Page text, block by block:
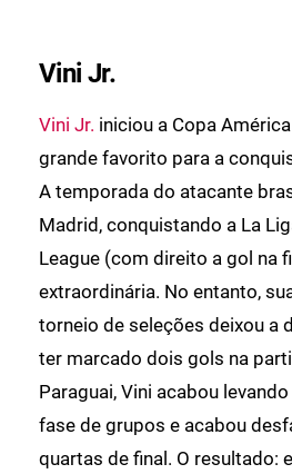
Vini Jr.
Vini Jr. iniciou a Copa
grande favorito para a
A temporada do atacante
Madrid, conquistando a La
League (com direito a gol na
extraordinária. No entanto,
torneio de seleções deixou a
ter marcado dois gols na
Paraguai, Vini acabou
fase de grupos e acabou
quartas de final. O resultado: